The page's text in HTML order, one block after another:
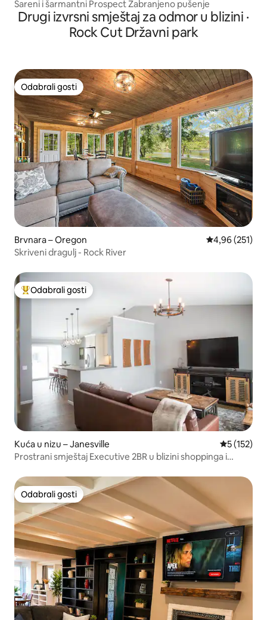
Šareni i šarmantni Prospect Zabranjeno pušenje
Drugi izvrsni smještaj za odmor u blizini ·
Rock Cut Državni park
Odabrali gosti
Odabrali gosti
Brvnara – Oregon Prosječna
4,96 (251)
Skriveni dragulj - Rock River
Među najviše rangiranima s oznakom „Odabrali gosti”
Odabrali gosti
Kuća u nizu – Janesville Prosječna
5 (152)
Prostrani smještaj Executive 2BR u blizini shoppinga i
Odabrali gosti
Odabrali gosti